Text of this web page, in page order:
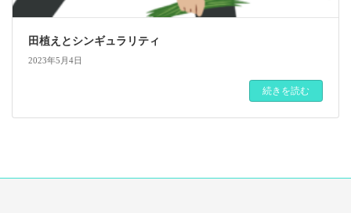
田植えとシンギュラリティ
2023年5月4日
続きを読む